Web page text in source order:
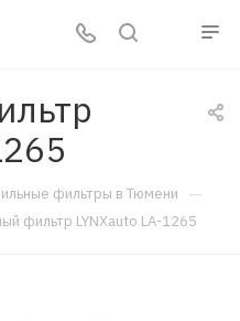
фильтры в Тюмени —
фильтр LYNXauto LA-1265